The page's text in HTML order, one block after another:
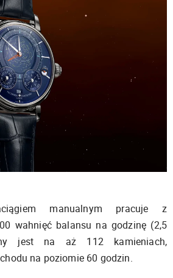
manualnym pracuje z
wahnięć balansu na godzinę (2,5
jest na aż 112 kamieniach,
na poziomie 60 godzin.